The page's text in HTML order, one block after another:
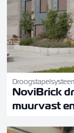
NoviBrick
muurvast